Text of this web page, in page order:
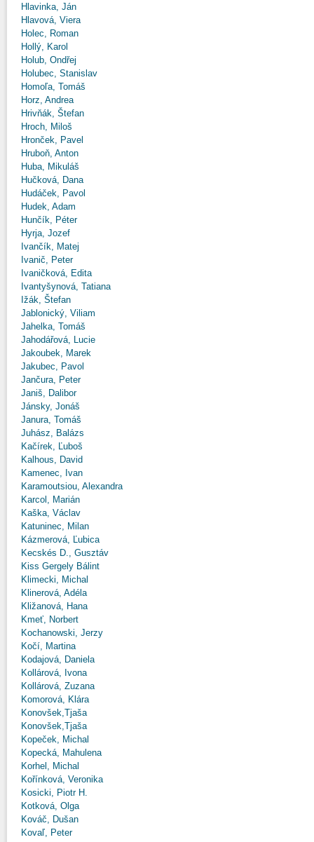
Hlavinka, Ján
Hlavová, Viera
Holec, Roman
Hollý, Karol
Holub, Ondřej
Holubec, Stanislav
Homoľa, Tomáš
Horz, Andrea
Hrivňák, Štefan
Hroch, Miloš
Hronček, Pavel
Hruboň, Anton
Huba, Mikuláš
Hučková, Dana
Hudáček, Pavol
Hudek, Adam
Hunčík, Péter
Hyrja, Jozef
Ivančík, Matej
Ivanič, Peter
Ivaničková, Edita
Ivantyšynová, Tatiana
Ižák, Štefan
Jablonický, Viliam
Jahelka, Tomáš
Jahodářová, Lucie
Jakoubek, Marek
Jakubec, Pavol
Jančura, Peter
Janiš, Dalibor
Jánsky, Jonáš
Janura, Tomáš
Juhász, Balázs
Kačírek, Ľuboš
Kalhous, David
Kamenec, Ivan
Karamoutsiou, Alexandra
Karcol, Marián
Kaška, Václav
Katuninec, Milan
Kázmerová, Ľubica
Kecskés D., Gusztáv
Kiss Gergely Bálint
Klimecki, Michal
Klinerová, Adéla
Kližanová, Hana
Kmeť, Norbert
Kochanowski, Jerzy
Kočí, Martina
Kodajová, Daniela
Kollárová, Ivona
Kollárová, Zuzana
Komorová, Klára
Konovšek,Tjaša
Konovšek,Tjaša
Kopeček, Michal
Kopecká, Mahulena
Korhel, Michal
Kořínková, Veronika
Kosicki, Piotr H.
Kotková, Olga
Kováč, Dušan
Kovaľ, Peter